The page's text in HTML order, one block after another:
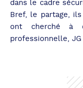
dans le cadre
Bref, le partage,
ont cherché à
professionnelle, JG